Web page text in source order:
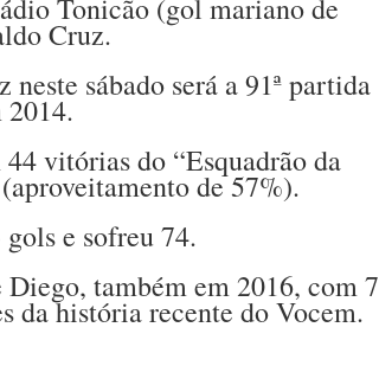
Tonicão (gol mariano de
Cruz.
sábado será a 91ª partida
2014.
vitórias do “Esquadrão da
de 57%).
e sofreu 74.
também em 2016, com 7
da história recente do Vocem.